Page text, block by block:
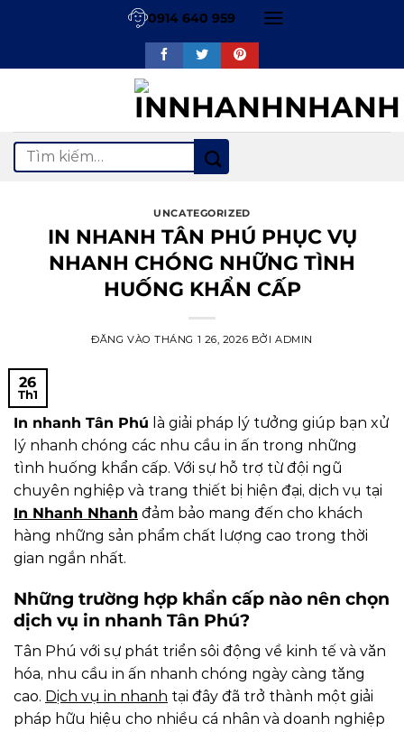
0914 640 959
Tìm
kiếm:
UNCATEGORIZED
IN NHANH TÂN PHÚ PHỤC VỤ
NHANH CHÓNG NHỮNG TÌNH
HUỐNG KHẨN CẤP
ĐĂNG VÀOTHÁNG 1 26, 2026 BỞI ADMIN
26
Th1
In nhanh Tân Phú là giải pháp lý tưởng giúp bạn xử
lý nhanh chóng các nhu cầu in ấn trong những
tình huống khẩn cấp. Với sự hỗ trợ từ đội ngũ
chuyên nghiệp và trang thiết bị hiện đại, dịch vụ tại
In Nhanh Nhanh đảm bảo mang đến cho khách
hàng những sản phẩm chất lượng cao trong thời
gian ngắn nhất.
Những trường hợp khẩn cấp nào nên chọn
dịch vụ in nhanh Tân Phú?
Tân Phú với sự phát triển sôi động về kinh tế và văn
hóa, nhu cầu in ấn nhanh chóng ngày càng tăng
cao. Dịch vụ in nhanh tại đây đã trở thành một giải
pháp hữu hiệu cho nhiều cá nhân và doanh nghiệp